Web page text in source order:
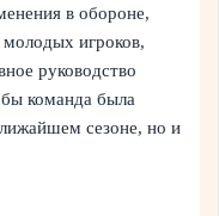
в обороне,
молодых игроков,
руководство
команда была
сезоне, но и